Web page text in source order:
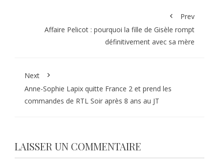
Prev
Affaire Pelicot : pourquoi la fille de Gisèle rompt
définitivement avec sa mère
Next
Anne-Sophie Lapix quitte France 2 et prend les
commandes de RTL Soir après 8 ans au JT
LAISSER UN COMMENTAIRE